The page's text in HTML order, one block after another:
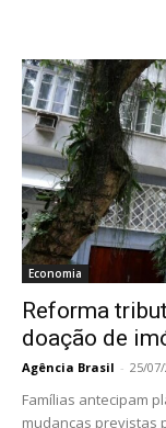
Economia
Reforma
doação de
Agência Brasil - 25/
Famílias antecipam
mudanças previstas